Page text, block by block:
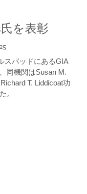
氏を表彰
スバッドにあるGIA
同機関はSusan M.
T. Liddicoat功
。